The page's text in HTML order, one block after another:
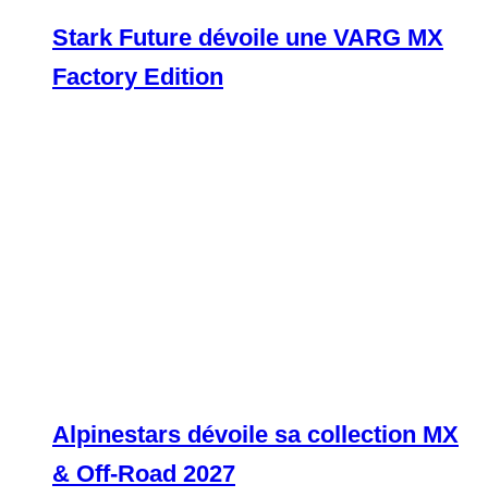
Stark Future dévoile une VARG MX
Factory Edition
Alpinestars dévoile sa collection MX
& Off-Road 2027